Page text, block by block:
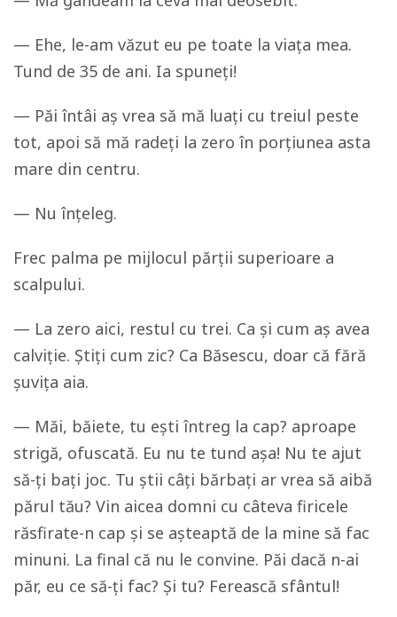
— Ehe, le-am văzut eu pe toate la viața mea.
Tund de 35 de ani. Ia spuneți!
— Păi întâi aș vrea să mă luați cu treiul peste
tot, apoi să mă radeți la zero în porțiunea asta
mare din centru.
— Nu înțeleg.
Frec palma pe mijlocul părții superioare a
scalpului.
— La zero aici, restul cu trei. Ca și cum aș avea
calviție. Știți cum zic? Ca Băsescu, doar că fără
șuvița aia.
— Măi, băiete, tu ești întreg la cap? aproape
strigă, ofuscată. Eu nu te tund așa! Nu te ajut
să-ți bați joc. Tu știi câți bărbați ar vrea să aibă
părul tău? Vin aicea domni cu câteva firicele
răsfirate-n cap și se așteaptă de la mine să fac
minuni. La final că nu le convine. Păi dacă n-ai
păr, eu ce să-ți fac? Și tu? Ferească sfântul!